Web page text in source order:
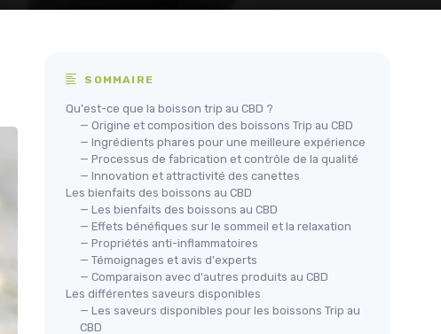
SOMMAIRE
Qu'est-ce que la boisson trip au CBD ?
— Origine et composition des boissons Trip au CBD
— Ingrédients phares pour une meilleure expérience
— Processus de fabrication et contrôle de la qualité
— Innovation et attractivité des canettes
Les bienfaits des boissons au CBD
— Les bienfaits des boissons au CBD
— Effets bénéfiques sur le sommeil et la relaxation
— Propriétés anti-inflammatoires
— Témoignages et avis d'experts
— Comparaison avec d'autres produits au CBD
Les différentes saveurs disponibles
— Les saveurs disponibles pour les boissons Trip au
CBD